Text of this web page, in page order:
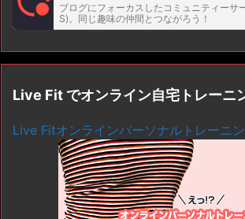
ブログにフォーカスしたコミュニティーサ
S)。同じ趣味の仲間とつながろう！
Live Fit でオンライン自宅トレーニ
Live Fitオンラインパーソナルトレーニ